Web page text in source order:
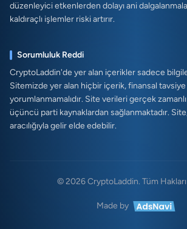
düzenleyici etkenlerden dolayı ani
kaldıraçlı işlemler riski artırır.
Sorumluluk Reddi
CryptoLaddin'de yer alan içerikler sadece
Sitemizde yer alan hiçbir içerik, finansal
yorumlanmamalıdır. Site verileri gerçek
üçüncü parti kaynaklardan sağlanmaktadır.
aracılığıyla gelir elde edebilir.
© 2026 CryptoLaddin. Tüm Hakları
Made by